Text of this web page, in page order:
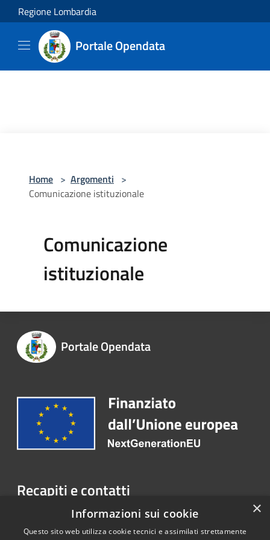
Salta al contenuto principale
Regione Lombardia
Portale Opendata
Home > Argomenti >
Comunicazione istituzionale
Comunicazione
istituzionale
Portale Opendata
Recapiti e contatti
Via XX Settembre, 22 - 21032 Caravate (VA)
Telefono:
0332 601261
×
Informazioni sui cookie
Questo sito web utilizza cookie tecnici e assimilati strettamente